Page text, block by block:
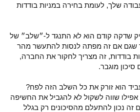
שלך, לעומת בחירה במניות בודדות
שדקה קודם הוא לא התנגד ל-״שלב״ של
שגם אם זה מפתה לנסות להתעשר מהר
בודדות, זה מצריך לחקור את החברה,
סיכון מוגבר.
הוא זורק את כל השלב הזה לפח?
שווה לשקול לא להגביל את החשיפה
זה נכון להתעלם מהסיכונים רק בגלל